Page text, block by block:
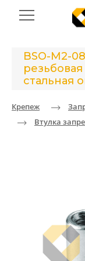
BSO-M2-
стальная
Крепеж
Втулка